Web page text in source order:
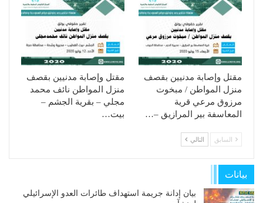
مقتل وإصابة مدنيين بقصف
منزل المواطن / مبخوت
مرزوق مرعي قرية
المعاسفة بير المرازيق –…
مقتل وإصابة مدنيين بقصف
منزل المواطن نائف محمد
مجلي – بقرية الجشم –
بيت…
السابق التالي
بيانات
بيان إدانة جريمة استهداف طائرات العدو الإسرائيلي